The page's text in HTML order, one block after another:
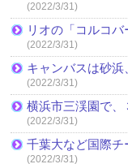
(2022/3/31)
リオの「コルコバ
(2022/3/31)
キャンバスは砂浜
(2022/3/31)
横浜市三渓園で
(2022/3/31)
千葉大など国際チ
(2022/3/31)